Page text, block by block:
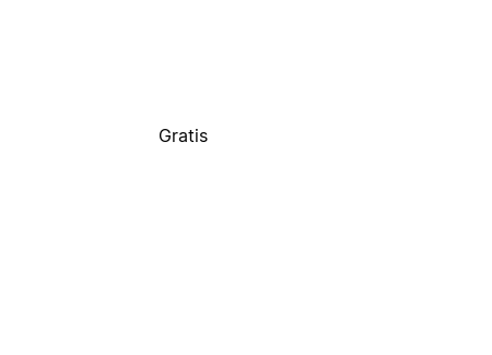
Gratis